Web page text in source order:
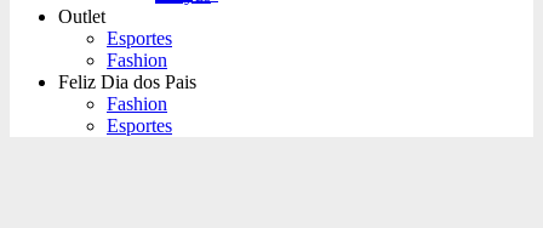
Outlet
Esportes
Fashion
Feliz Dia dos Pais
Fashion
Esportes